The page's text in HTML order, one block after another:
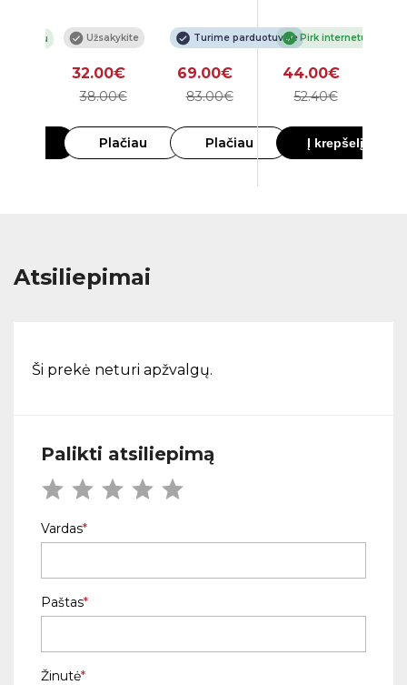
Užsakykite
32.00€
38.00€
Plačiau
Turime parduotuvėje
69.00€
83.00€
Plačiau
Pirk internetu
44.00€
52.40€
Į krepšelį
Atsiliepimai
Ši prekė neturi apžvalgų.
Palikti atsiliepimą
Vardas
Paštas
Žinutė